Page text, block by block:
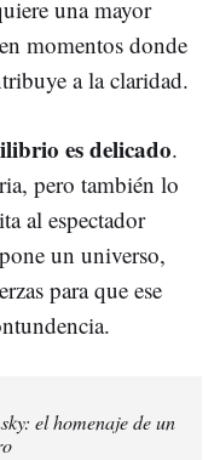
una mayor
momentos donde
a la claridad.
es delicado.
pero también lo
al espectador
un universo,
para que ese
el homenaje de un